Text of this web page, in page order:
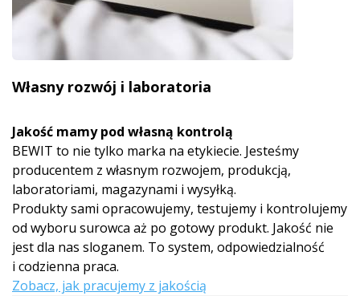
Własny rozwój i laboratoria
Jakość mamy pod własną kontrolą
BEWIT to nie tylko marka na etykiecie. Jesteśmy
producentem z własnym rozwojem, produkcją,
laboratoriami, magazynami i wysyłką.
Produkty sami opracowujemy, testujemy i kontrolujemy
od wyboru surowca aż po gotowy produkt. Jakość nie
jest dla nas sloganem. To system, odpowiedzialność
i codzienna praca.
Zobacz, jak pracujemy z jakością